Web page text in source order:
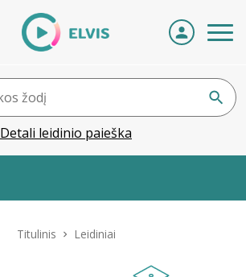
Detali leidinio paieška
Titulinis Leidiniai